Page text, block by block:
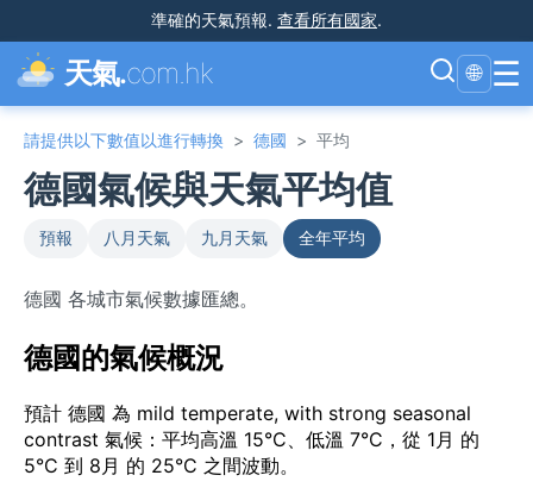
準確的天氣預報. 查看所有國家.
天氣.com.hk 🌐 ☰
請提供以下數值以進行轉換 > 德國 > 平均
德國氣候與天氣平均值
預報 八月天氣 九月天氣 全年平均
德國 各城市氣候數據匯總。
德國的氣候概況
預計 德國 為 mild temperate, with strong seasonal
contrast 氣候：平均高溫 15°C、低溫 7°C，從 1月 的
5°C 到 8月 的 25°C 之間波動。